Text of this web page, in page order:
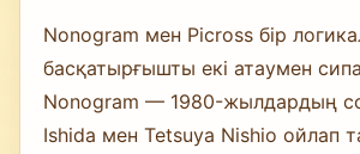
Nonogram мен Picross бір
басқатырғышты екі атаумен
Nonogram — 1980-жылдардың
Ishida мен Tetsuya Nishio ойлап